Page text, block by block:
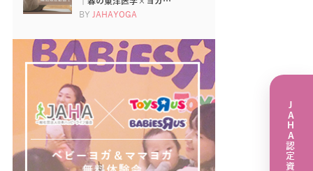
BY JAHAYOGA